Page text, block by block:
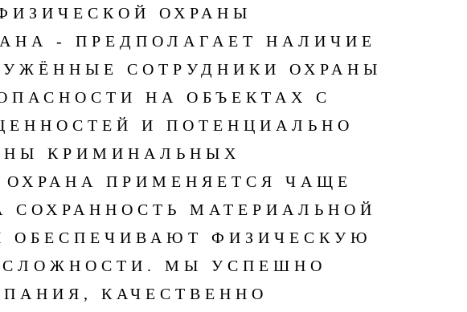
ОХРАНЫ
- ПРЕДПОЛАГАЕТ НАЛИЧИЕ
СОТРУДНИКИ ОХРАНЫ
НА ОБЪЕКТАХ С
И ПОТЕНЦИАЛЬНО
КРИМИНАЛЬНЫХ
ПРИМЕНЯЕТСЯ ЧАЩЕ
МАТЕРИАЛЬНОЙ
ОБЕСПЕЧИВАЮТ ФИЗИЧЕСКУЮ
МЫ УСПЕШНО
КАЧЕСТВЕННО